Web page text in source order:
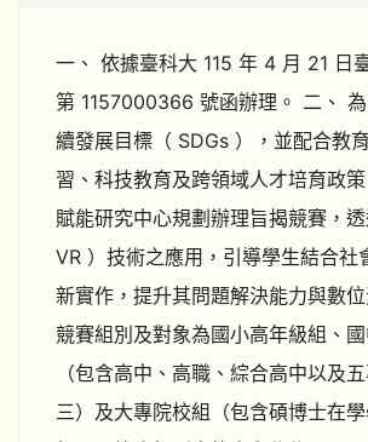
一、 依據臺科大 115 年 4 月 21 日
第 1157000366 號函辦理。 二、
續發展目標（ SDGs ），並配合教
習、科技教育及跨領域人才培育政
賦能研究中心規劃辦理旨揭競賽，
VR ）技術之應用，引導學生結合社
新實作，提升其問題解決能力與數位
競賽組別及對象為國小高年級組、
（包含高中、高職、綜合高中以及
三）及大專院校組（包含碩博士在